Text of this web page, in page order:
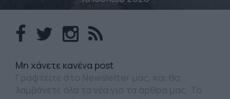
Mη χάνετε κανένα post